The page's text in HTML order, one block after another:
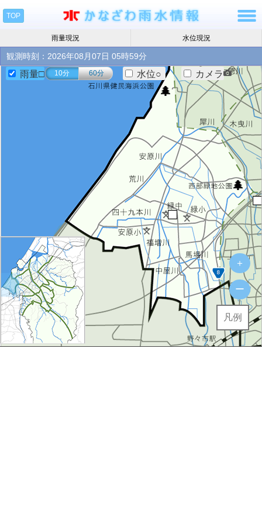
TOP
雨量現況 水位現況
観測時刻：2026年08月07日 05時59分
雨量□ 10分 60分 水位○ カメラ
凡例
＋
ー